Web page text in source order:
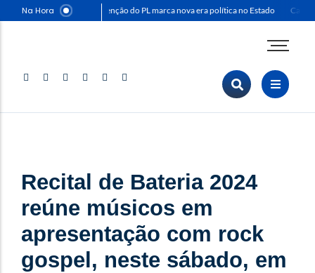
Na Hora Convenção do PL marca nova era política no Estado
Agenda Corporativa
Política & Sociedade
Sustentabilidade
Recital de Bateria 2024
reúne músicos em
apresentação com rock
gospel, neste sábado, em